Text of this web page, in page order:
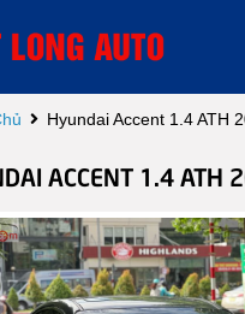
Hyundai Accent 1.4 ATH
ACCENT 1.4 ATH